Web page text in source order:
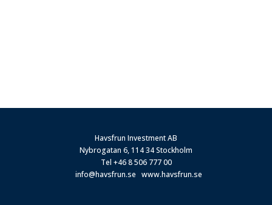
Havsfrun Investment AB
Nybrogatan 6, 114 34 Stockholm
Tel +46 8 506 777 00
info@havsfrun.se www.havsfrun.se